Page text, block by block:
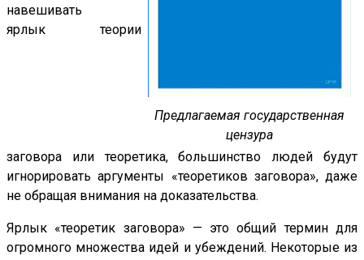
Предлагаемая государственная
цензура
навешивать
ярлык теории
заговора или теоретика, большинство людей будут
игнорировать аргументы «теоретиков заговора», даже
не обращая внимания на доказательства.
Ярлык «теоретик заговора» — это общий термин для
огромного множества идей и убеждений. Некоторые из